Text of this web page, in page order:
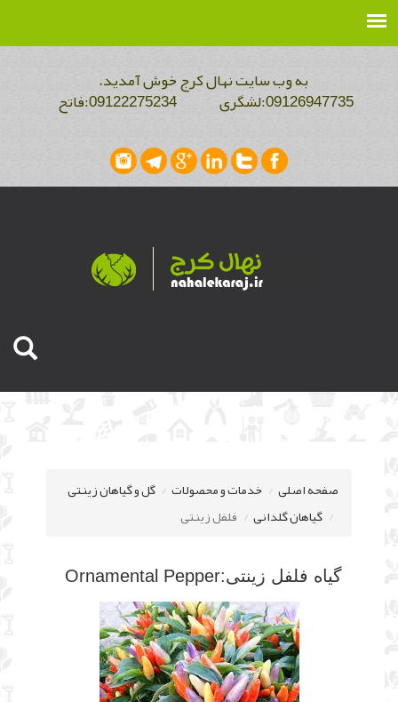
به وب سایت نهال کرج خوش آمدید.
صفحه اصلی خدمات و محصولات
گل و گیاهان زینتی
گیاهان گلدانی
فلفل زینتی
گیاه فلفل زینتی:Ornamental Pepper